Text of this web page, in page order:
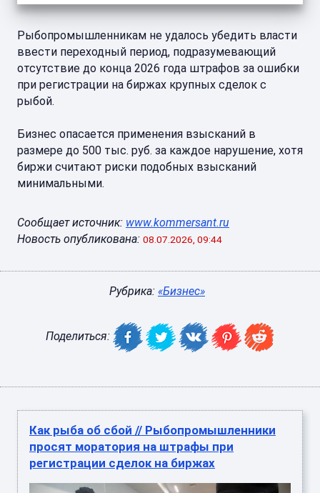
Рыбопромышленникам не удалось убедить власти
ввести переходный период, подразумевающий
отсутствие до конца 2026 года штрафов за ошибки
при регистрации на биржах крупных сделок с
рыбой.
Бизнес опасается применения взысканий в
размере до 500 тыс. руб. за каждое нарушение, хотя
биржи считают риски подобных взысканий
минимальными.
Сообщает источник: www.kommersant.ru
Новость опубликована: 08.07.2026, 09:44
Рубрика: «Бизнес»
Поделиться:
Как рыба об сбой // Рыбопромышленники
просят моратория на штрафы при
регистрации сделок на биржах